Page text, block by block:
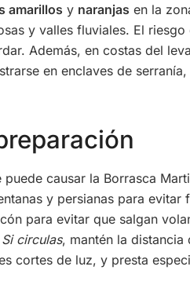
amarillos y naranjas en la
y valles fluviales. El
Además, en costas del
en enclaves de
causar la Borrasca
y persianas para
para evitar que salgan
Si circulas, mantén la distancia
cortes de luz, y presta